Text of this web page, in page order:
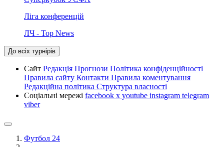
Ліга конференцій
ЛЧ - Top News
До всіх турнірів
Сайт Редакція Прогнози Політика конфіденційності
Правила сайту Контакти Правила коментування
Редакційна політика Структура власності
Соціальні мережі facebook x youtube instagram telegram
viber
Футбол 24